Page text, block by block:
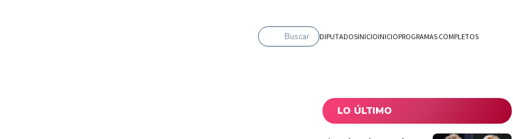
Buscar DIPUTADOSINICIOINICIOPROGRAMAS COMPLETOS
LO ÚLTIMO